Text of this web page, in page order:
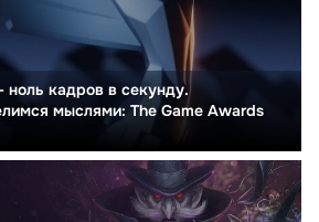
кадров в секунду.
мыслями: The Game Awards